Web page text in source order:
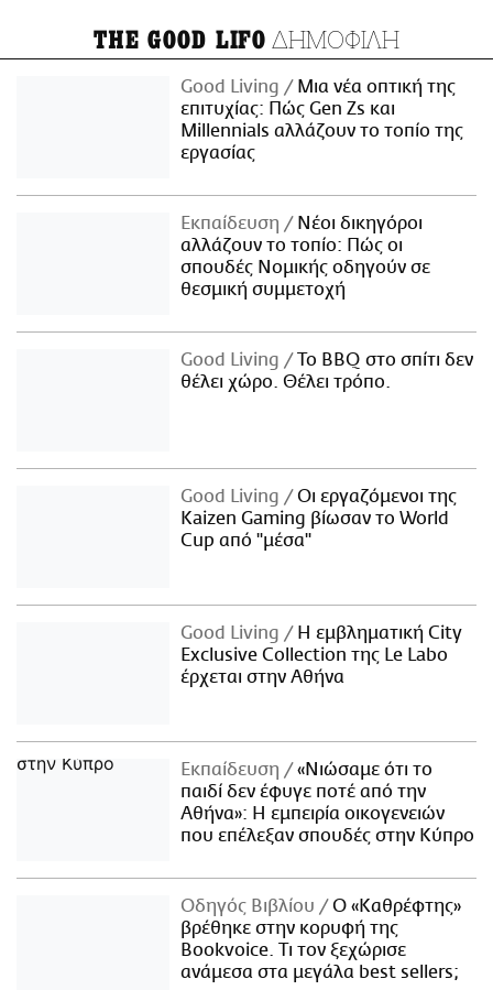
THE GOOD LIFO ΔΗΜΟΦΙΛΗ
Good Living
Μια νέα οπτική της
επιτυχίας: Πώς Gen Zs και
Millennials αλλάζουν το τοπίο της
εργασίας
Εκπαίδευση
Νέοι δικηγόροι
αλλάζουν το τοπίο: Πώς οι
σπουδές Νομικής οδηγούν σε
θεσμική συμμετοχή
Good Living
Το BBQ στο σπίτι δεν
θέλει χώρο. Θέλει τρόπο.
Good Living
Οι εργαζόμενοι της
Kaizen Gaming βίωσαν το World
Cup από "μέσα"
Good Living
Η εμβληματική City
Exclusive Collection της Le Labo
έρχεται στην Αθήνα
Εκπαίδευση
«Νιώσαμε ότι το
παιδί δεν έφυγε ποτέ από την
Αθήνα»: Η εμπειρία οικογενειών
που επέλεξαν σπουδές στην Κύπρο
Οδηγός Βιβλίου
Ο «Καθρέφτης»
βρέθηκε στην κορυφή της
Bookvoice. Τι τον ξεχώρισε
ανάμεσα στα μεγάλα best sellers;